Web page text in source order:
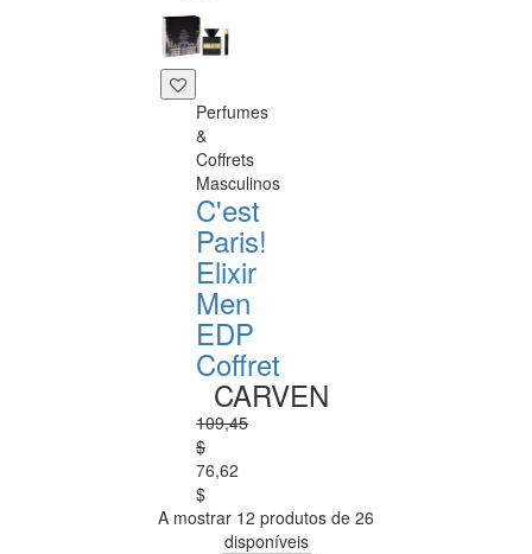
Perfumes
&
Coffrets
Masculinos
C'est
Paris!
Elixir
Men
EDP
Coffret
CARVEN
109,45
$
76,62
$
A mostrar 12 produtos de 26
disponíveis